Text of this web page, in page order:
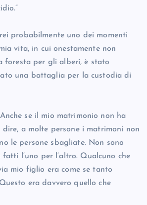
probabilmente uno dei momenti
vita, in cui onestamente non
foresta per gli alberi, è stato
una battaglia per la custodia di
se il mio matrimonio non ha
a molte persone i matrimoni non
le persone sbagliate. Non sono
l’uno per l’altro. Qualcuno che
mio figlio era come se tanto
era davvero quello che